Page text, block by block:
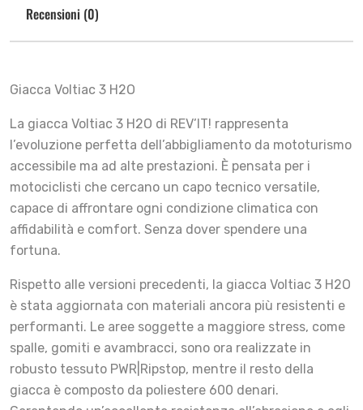
Recensioni (0)
Giacca Voltiac 3 H2O
La giacca Voltiac 3 H2O di REV’IT! rappresenta
l’evoluzione perfetta dell’abbigliamento da mototurismo
accessibile ma ad alte prestazioni. È pensata per i
motociclisti che cercano un capo tecnico versatile,
capace di affrontare ogni condizione climatica con
affidabilità e comfort. Senza dover spendere una
fortuna.
Rispetto alle versioni precedenti, la giacca Voltiac 3 H2O
è stata aggiornata con materiali ancora più resistenti e
performanti. Le aree soggette a maggiore stress, come
spalle, gomiti e avambracci, sono ora realizzate in
robusto tessuto PWR|Ripstop, mentre il resto della
giacca è composto da poliestere 600 denari.